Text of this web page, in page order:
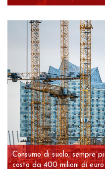
Consumo di suolo, sempre
costo da 400 milioni di euro